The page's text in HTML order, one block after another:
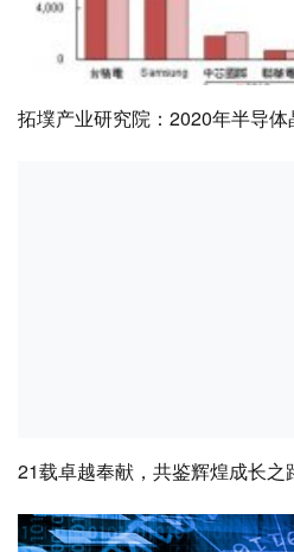
拓墣产业研究院：2020年半导
21载卓越奉献，共鉴辉煌成长之